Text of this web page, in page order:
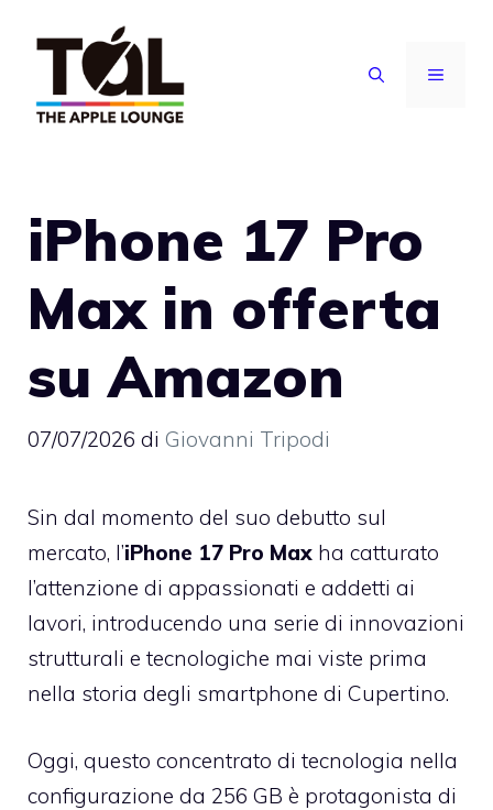
contenuto
MENU
iPhone 17 Pro
Max in offerta
su Amazon
07/07/2026 di Giovanni Tripodi
Sin dal momento del suo debutto sul
mercato, l’iPhone 17 Pro Max ha catturato
l’attenzione di appassionati e addetti ai
lavori, introducendo una serie di innovazioni
strutturali e tecnologiche mai viste prima
nella storia degli smartphone di Cupertino.
Oggi, questo concentrato di tecnologia nella
configurazione da 256 GB è protagonista di